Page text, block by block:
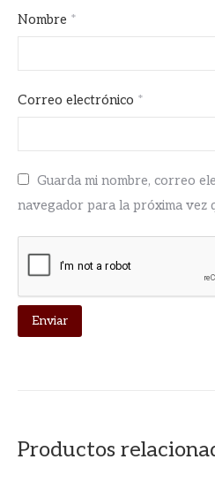
Nombre *
Correo electrónico *
Guarda mi nombre, correo
navegador para la próxima vez
Productos